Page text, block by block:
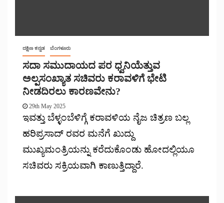
ದಕ್ಷಿಣ ಕನ್ನಡ ಬೆಂಗಳೂರು
ಸದಾ ಸಮುದಾಯದ ಪರ ಧ್ವನಿಯೆತ್ತುವ
ಅಲ್ಪಸಂಖ್ಯಾತ ಸಚಿವರು ಕರಾವಳಿಗೆ ಭೇಟಿ
ನೀಡದಿರಲು ಕಾರಣವೇನು?
29th May 2025
ಇವತ್ತು ಬೆಳ್ಳಂಬೆಳಿಗ್ಗೆ ಕರಾವಳಿಯ ನೈಜ ಚಿತ್ರಣ ಬಲ್ಲ
ಹರಿಪ್ರಸಾದ್ ರವರ ಮನೆಗೆ ಖುದ್ದು
ಮುಖ್ಯಮಂತ್ರಿಯನ್ನು ಕರೆದುಕೊಂಡು ಹೋದಲ್ಲಿಯೂ
ಸಚಿವರು ಸಕ್ರಿಯವಾಗಿ ಕಾಣುತ್ತಿದ್ದಾರೆ.